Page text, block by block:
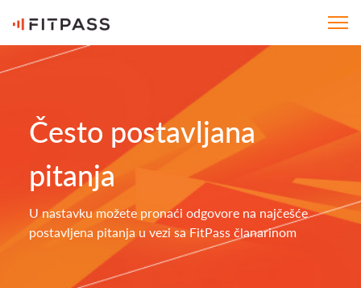
Često postavljana
pitanja
U nastavku možete pronaći odgovore na najčešće
postavljena pitanja u vezi sa FitPass članarinom